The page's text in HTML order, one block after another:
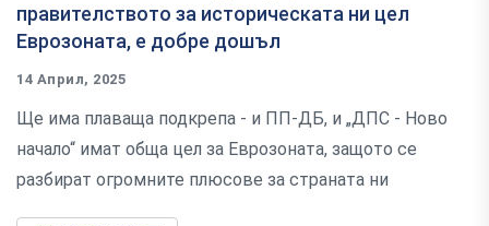
правителството за историческата ни цел
Еврозоната, е добре дошъл
14 Април, 2025
Ще има плаваща подкрепа - и ПП-ДБ, и „ДПС - Ново
начало“ имат обща цел за Еврозоната, защото се
разбират огромните плюсове за страната ни